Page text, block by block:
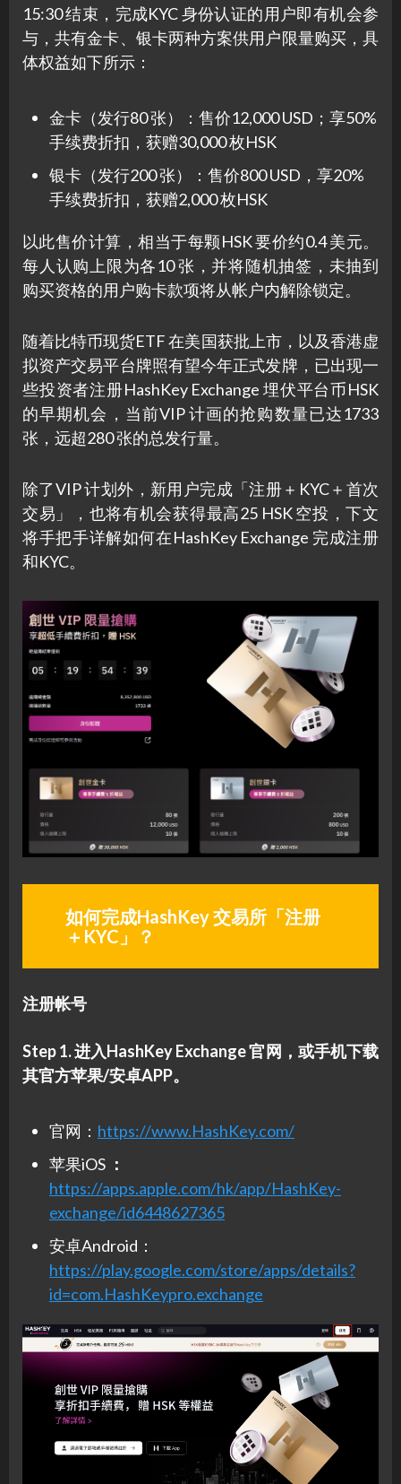
15:30 结束，完成KYC 身份认证的用户即有机会参
与，共有金卡、银卡两种方案供用户限量购买，具
体权益如下所示：
金卡（发行80 张）：售价12,000 USD；享50%
手续费折扣，获赠30,000 枚HSK
银卡（发行200 张）：售价800 USD，享20%
手续费折扣，获赠2,000 枚HSK
以此售价计算，相当于每颗HSK 要价约0.4 美元。
每人认购上限为各10 张，并将随机抽签，未抽到
购买资格的用户购卡款项将从帐户内解除锁定。
随着比特币现货ETF 在美国获批上市，以及香港虚
拟资产交易平台牌照有望今年正式发牌，已出现一
些投资者注册HashKey Exchange 埋伏平台币HSK
的早期机会，当前VIP 计画的抢购数量已达1733
张，远超280 张的总发行量。
除了VIP 计划外，新用户完成「注册＋KYC＋首次
交易」，也将有机会获得最高25 HSK 空投，下文
将手把手详解如何在HashKey Exchange 完成注册
和KYC。
如何完成HashKey 交易所「注册
＋KYC」？
注册帐号
Step 1. 进入HashKey Exchange 官网，或手机下载
其官方苹果/安卓APP。
官网： https://www.HashKey.com/
苹果iOS ：
https://apps.apple.com/hk/app/HashKey-
exchange/id6448627365
安卓Android：
https://play.google.com/store/apps/details?
id=com.HashKeypro.exchange